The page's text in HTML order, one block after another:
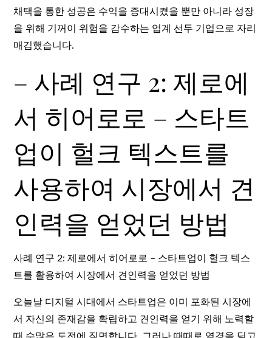
채택을 통한 성공은 수익을 증대시켰을 뿐만 아니라 성장
을 위해 기꺼이 위험을 감수하는 업계 선두 기업으로 자리
매김했습니다.
– 사례 연구 2: 제로에
서 히어로로 – 스타트
업이 헐크 텍스트를
사용하여 시장에서 견
인력을 얻었던 방법
사례 연구 2: 제로에서 히어로로 – 스타트업이 헐크 텍스
트를 활용하여 시장에서 견인력을 얻었던 방법
오늘날 디지털 시대에서 스타트업은 이미 포화된 시장에
서 자신의 존재감을 확립하고 견인력을 얻기 위해 노력할
때 수많은 도전에 직면합니다. 그러나 때때로 역경을 딛고